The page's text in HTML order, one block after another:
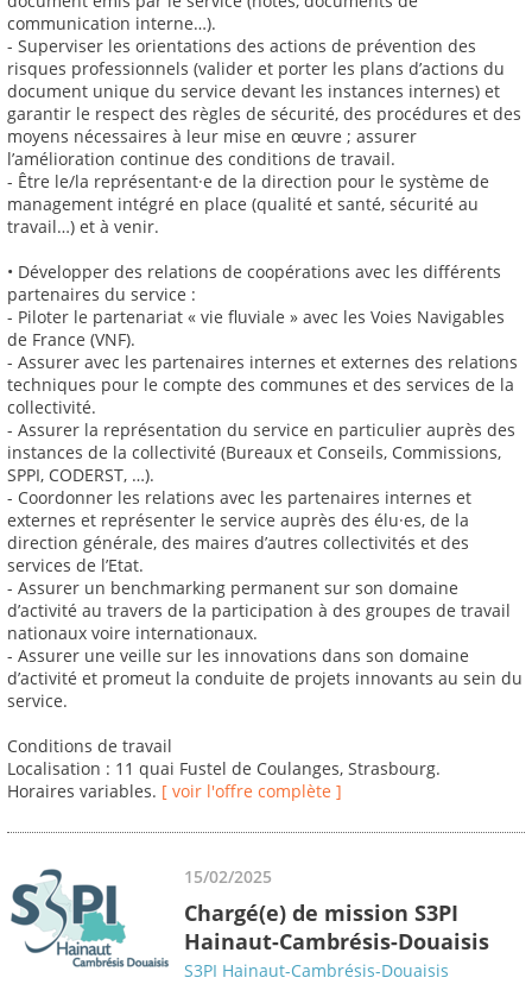
communication interne…).
- Superviser les orientations des actions de prévention des
risques professionnels (valider et porter les plans d’actions du
document unique du service devant les instances internes) et
garantir le respect des règles de sécurité, des procédures et des
moyens nécessaires à leur mise en œuvre ; assurer
l’amélioration continue des conditions de travail.
- Être le/la représentant·e de la direction pour le système de
management intégré en place (qualité et santé, sécurité au
travail…) et à venir.
• Développer des relations de coopérations avec les différents
partenaires du service :
- Piloter le partenariat « vie fluviale » avec les Voies Navigables
de France (VNF).
- Assurer avec les partenaires internes et externes des relations
techniques pour le compte des communes et des services de la
collectivité.
- Assurer la représentation du service en particulier auprès des
instances de la collectivité (Bureaux et Conseils, Commissions,
SPPI, CODERST, …).
- Coordonner les relations avec les partenaires internes et
externes et représenter le service auprès des élu·es, de la
direction générale, des maires d’autres collectivités et des
services de l’Etat.
- Assurer un benchmarking permanent sur son domaine
d’activité au travers de la participation à des groupes de travail
nationaux voire internationaux.
- Assurer une veille sur les innovations dans son domaine
d’activité et promeut la conduite de projets innovants au sein du
service.
Conditions de travail
Localisation : 11 quai Fustel de Coulanges, Strasbourg.
Horaires variables. [ voir l'offre complète ]
15/02/2025
Chargé(e) de mission S3PI
Hainaut-Cambrésis-Douaisis
S3PI Hainaut-Cambrésis-Douaisis